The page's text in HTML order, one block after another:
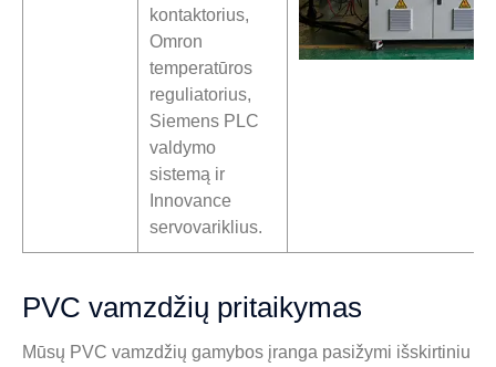
kontaktorius,
Omron
temperatūros
reguliatorius,
Siemens PLC
valdymo
sistemą ir
Innovance
servovariklius.
PVC vamzdžių pritaikymas
Mūsų PVC vamzdžių gamybos įranga pasižymi išskirtiniu